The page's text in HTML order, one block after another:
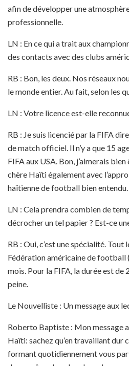
afin de développer une
professionnelle.
LN : En ce qui a trait aux
des contacts avec des clubs
RB : Bon, les deux. Nos réseaux
le monde entier. Au fait, selon les
LN : Votre licence est-elle
RB : Je suis licencié par la FIFA
de match officiel. Il n’y a que 15
FIFA aux USA. Bon, j’aimerais
chère Haïti également avec
haïtienne de football bien entendu.
LN : Cela prendra combien de
décrocher un tel papier ? Est-ce
RB : Oui, c’est une spécialité. Tout
Fédération américaine de football
mois. Pour la FIFA, la durée est de
peine.
Le Nouvelliste : Un message aux
Roberto Baptiste : Mon message
Haïti: sachez qu’en travaillant dur
formant quotidiennement vous